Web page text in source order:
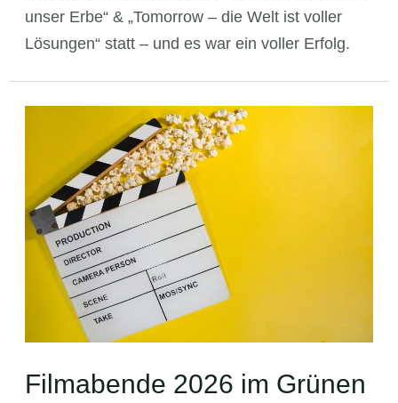
unser Erbe“ & „Tomorrow – die Welt ist voller
Lösungen“ statt – und es war ein voller Erfolg.
Filmabende 2026 im Grünen